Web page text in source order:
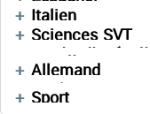
Italien
Sciences SVT
Devoirs
التفكير الإسلامي
Résumés
Français
Résumés
العربية
Cours
Devoirs
Allemand
Devoirs
Anglais
Cours
Devoirs
Sport
Enchainement